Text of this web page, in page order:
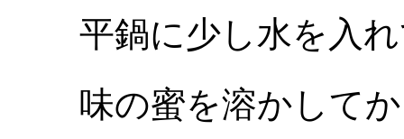
平鍋に少し水を入
味の蜜を溶かして